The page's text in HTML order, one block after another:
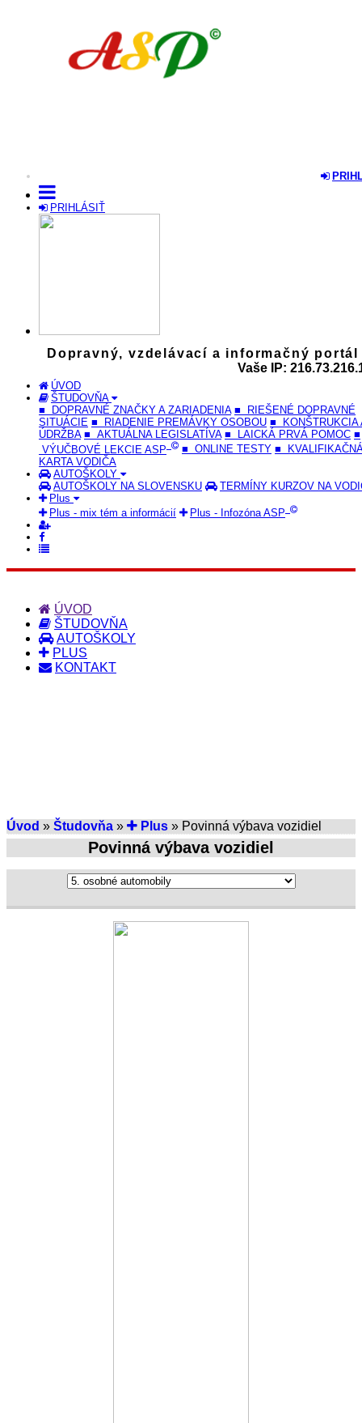
PRIHLÁSIŤ
Dopravný, vzdelávací a informačný portál
Vaše IP:
ÚVOD
ŠTUDOVŇA
■ DOPRAVNÉ ZNAČKY A ZARIADENIA ■ RIEŠENÉ DOPRAVNÉ
SITUÁCIE ■ RIADENIE PREMÁVKY OSOBOU ■ KONŠTRUKCIA
ÚDRŽBA ■ AKTUÁLNA LEGISLATÍVA ■ LAICKÁ PRVÁ POMOC ■
VÝUČBOVÉ LEKCIE ASP
■ ONLINE TESTY ■
KARTA VODIČA
AUTOŠKOLY
AUTOŠKOLY NA SLOVENSKU
TERMÍNY KURZOV NA
Plus
Plus - mix tém a informácií
Plus - Infozóna ASP
ÚVOD
ŠTUDOVŇA
AUTOŠKOLY
PLUS
KONTAKT
Úvod » Študovňa » Plus » Povinná výbava vozidiel
Povinná výbava vozidiel